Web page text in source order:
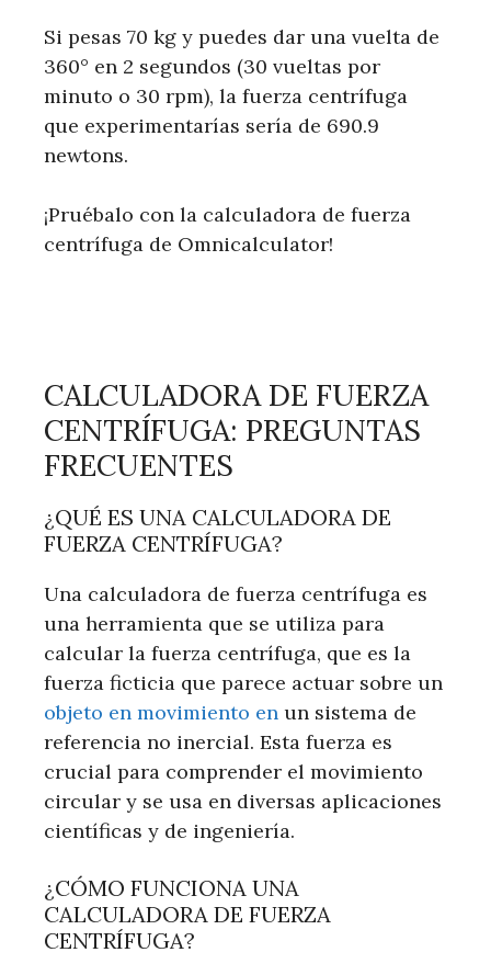
Si pesas 70 kg y puedes dar una vuelta de
360° en 2 segundos (30 vueltas por
minuto o 30 rpm), la fuerza centrífuga
que experimentarías sería de 690.9
newtons.
¡Pruébalo con la calculadora de fuerza
centrífuga de Omnicalculator!
CALCULADORA DE FUERZA
CENTRÍFUGA: PREGUNTAS
FRECUENTES
¿QUÉ ES UNA CALCULADORA DE
FUERZA CENTRÍFUGA?
Una calculadora de fuerza centrífuga es
una herramienta que se utiliza para
calcular la fuerza centrífuga, que es la
fuerza ficticia que parece actuar sobre un
objeto en movimiento en un sistema de
referencia no inercial. Esta fuerza es
crucial para comprender el movimiento
circular y se usa en diversas aplicaciones
científicas y de ingeniería.
¿CÓMO FUNCIONA UNA
CALCULADORA DE FUERZA
CENTRÍFUGA?